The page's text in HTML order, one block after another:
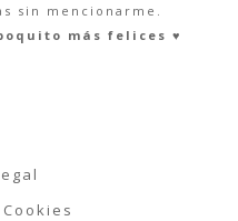
sin mencionarme.
más felices ♥︎